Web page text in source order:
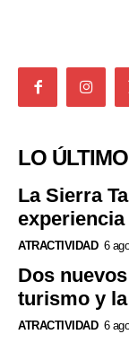
LO ÚLTIMO
La Sierra
ATRACTIVIDAD 6
Dos
turismo y
ATRACTIVIDAD 6